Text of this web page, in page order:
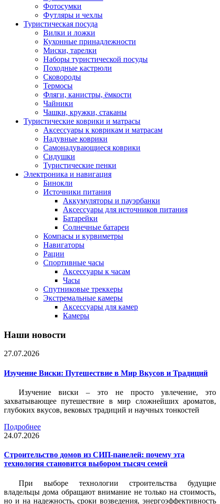
Фотосумки
Футляры и чехлы
Туристическая посуда
Вилки и ложки
Кухонные принадлежности
Миски, тарелки
Наборы туристической посуды
Походные кастрюли
Сковороды
Термосы
Фляги, канистры, ёмкости
Чайники
Чашки, кружки, стаканы
Туристические коврики и матрасы
Аксессуары к коврикам и матрасам
Надувные коврики
Самонадувающиеся коврики
Сидушки
Туристические пенки
Электроника и навигация
Бинокли
Источники питания
Аккумуляторы и пауэрбанки
Аксессуары для источников питания
Батарейки
Солнечные батареи
Компасы и курвиметры
Навигаторы
Рации
Спортивные часы
Аксессуары к часам
Часы
Спутниковые треккеры
Экстремальные камеры
Аксессуары для камер
Камеры
Наши новости
27.07.2026
Изучение Виски: Путешествие в Мир Вкусов и Традиций
Изучение виски – это не просто увлечение, это
захватывающее путешествие в мир сложнейших ароматов,
глубоких вкусов, вековых традиций и научных тонкостей
Подробнее
24.07.2026
Строительство домов из СИП-панелей: почему эта
технология становится выбором тысяч семей
При выборе технологии строительства будущие
владельцы дома обращают внимание не только на стоимость,
но и на надежность, сроки возведения, энергоэффективность